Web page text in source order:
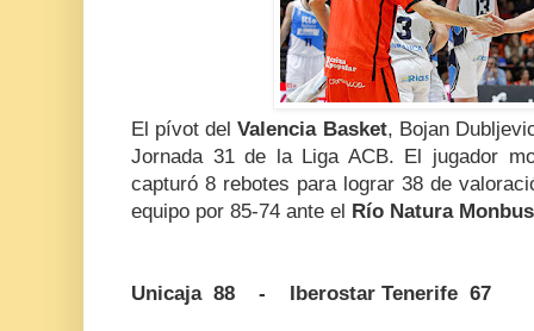
El pívot delValencia Basket, Bojan
Jornada 31 de la Liga ACB. El jugador
capturó 8 rebotes para lograr 38 de
equipo por 85-74 ante el Río Natura Monbus
Unicaja 88 - Iberostar Tenerife 67